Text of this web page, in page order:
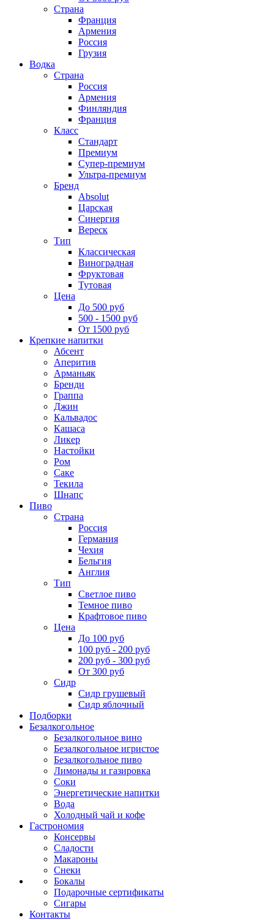
Страна
Франция
Армения
Россия
Грузия
Водка
Страна
Россия
Армения
Финляндия
Франция
Класс
Стандарт
Премиум
Супер-премиум
Ультра-премиум
Бренд
Absolut
Царская
Синергия
Вереск
Тип
Классическая
Виноградная
Фруктовая
Тутовая
Цена
До 500 руб
500 - 1500 руб
От 1500 руб
Крепкие напитки
Абсент
Аперитив
Арманьяк
Бренди
Граппа
Джин
Кальвадос
Кашаса
Ликер
Настойки
Ром
Саке
Текила
Шнапс
Пиво
Страна
Россия
Германия
Чехия
Бельгия
Англия
Тип
Светлое пиво
Темное пиво
Крафтовое пиво
Цена
До 100 руб
100 руб - 200 руб
200 руб - 300 руб
От 300 руб
Сидр
Сидр грушевый
Сидр яблочный
Подборки
Безалкогольное
Безалкогольное вино
Безалкогольное игристое
Безалкогольное пиво
Лимонады и газировка
Соки
Энергетические напитки
Вода
Холодный чай и кофе
Гастрономия
Консервы
Сладости
Макароны
Снеки
Бокалы
Подарочные сертификаты
Сигары
Контакты